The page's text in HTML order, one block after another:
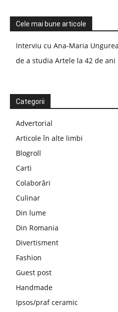
Cele mai bune articole
Interviu cu Ana-Maria
de a studia Artele la 42 de ani
Categorii
Advertorial
Articole în alte limbi
Blogroll
Carti
Colaborări
Culinar
Din lume
Din Romania
Divertisment
Fashion
Guest post
Handmade
Ipsos/praf ceramic